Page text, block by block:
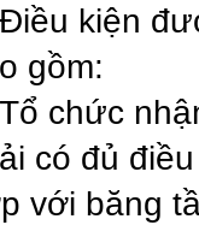
kiện
gồm:
chức
có đủ
với băng